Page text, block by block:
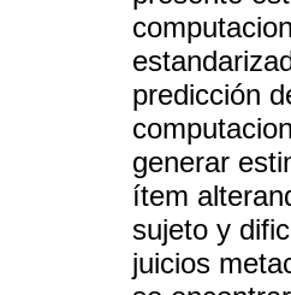
predicción
generar
ítem
sujeto y
juicios